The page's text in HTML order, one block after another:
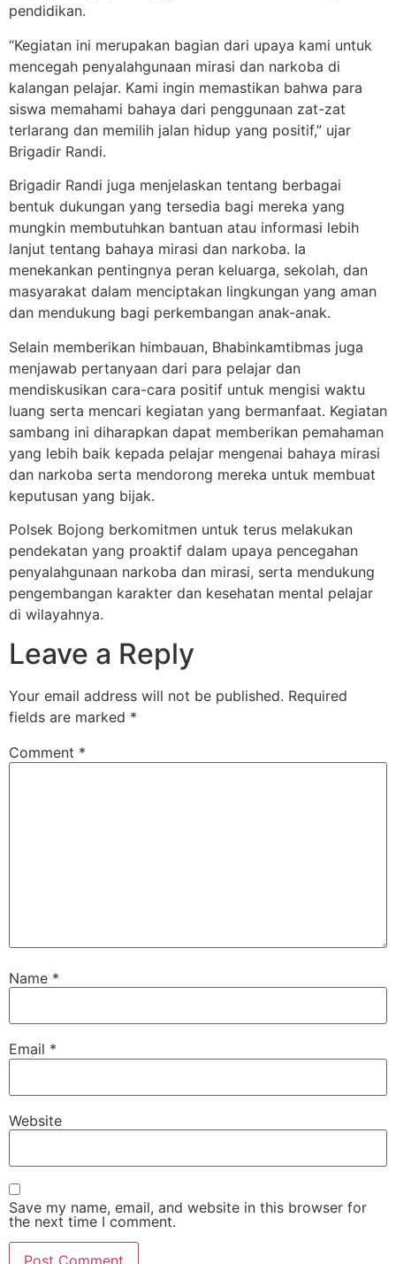
pendidikan.
“Kegiatan ini merupakan bagian dari upaya kami untuk
mencegah penyalahgunaan mirasi dan narkoba di
kalangan pelajar. Kami ingin memastikan bahwa para
siswa memahami bahaya dari penggunaan zat-zat
terlarang dan memilih jalan hidup yang positif,” ujar
Brigadir Randi.
Brigadir Randi juga menjelaskan tentang berbagai
bentuk dukungan yang tersedia bagi mereka yang
mungkin membutuhkan bantuan atau informasi lebih
lanjut tentang bahaya mirasi dan narkoba. Ia
menekankan pentingnya peran keluarga, sekolah, dan
masyarakat dalam menciptakan lingkungan yang aman
dan mendukung bagi perkembangan anak-anak.
Selain memberikan himbauan, Bhabinkamtibmas juga
menjawab pertanyaan dari para pelajar dan
mendiskusikan cara-cara positif untuk mengisi waktu
luang serta mencari kegiatan yang bermanfaat. Kegiatan
sambang ini diharapkan dapat memberikan pemahaman
yang lebih baik kepada pelajar mengenai bahaya mirasi
dan narkoba serta mendorong mereka untuk membuat
keputusan yang bijak.
Polsek Bojong berkomitmen untuk terus melakukan
pendekatan yang proaktif dalam upaya pencegahan
penyalahgunaan narkoba dan mirasi, serta mendukung
pengembangan karakter dan kesehatan mental pelajar
di wilayahnya.
Leave a Reply
Your email address will not be published. Required
fields are marked *
Comment *
Name *
Email *
Website
Save my name, email, and website in this browser for
the next time I comment.